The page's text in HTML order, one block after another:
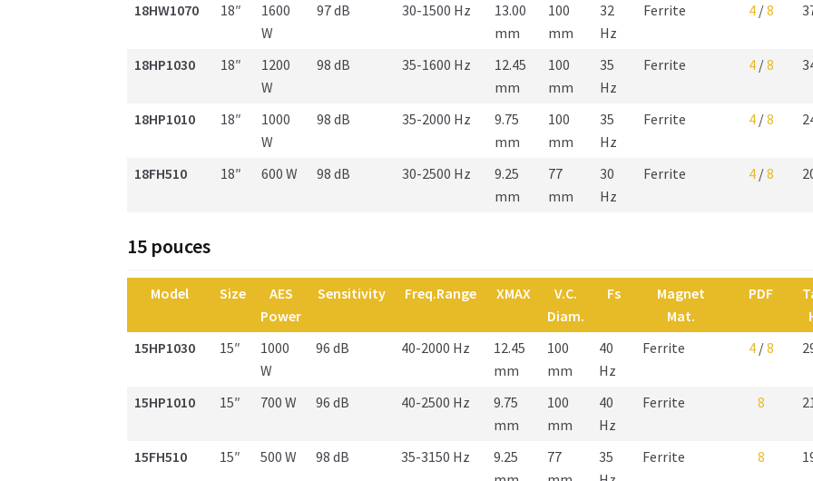
18HW1070
18″
1600
W
97 dB 30-1500 Hz
13.00
mm
100
mm
32
Hz
Ferrite 4 /8
18HP1030 18″
1200
W
98 dB 35-1600 Hz
12.45
mm
100
mm
35
Hz
Ferrite 4 /8
18HP1010 18″
1000
W
98 dB 35-2000 Hz
9.75
mm
100
mm
35
Hz
Ferrite 4 /8
18FH510 18″ 600 W 98 dB 30-2500 Hz
9.25
mm
77
mm
30
Hz
Ferrite 4 /8
15 pouces
Model Size
AES
Power
Sensitivity Freq.Range XMAX
V.C.
Diam.
Fs
Magnet
Mat.
PDF
15HP1030
15″
1000
W
96 dB 40-2000 Hz
12.45
mm
100
mm
40
Hz
Ferrite 4/8
15HP1010 15″ 700 W 96 dB 40-2500 Hz
9.75
mm
100
mm
40
Hz
Ferrite 8
15FH510 15″ 500 W 98 dB 35-3150 Hz
9.25
77
35
Ferrite 8